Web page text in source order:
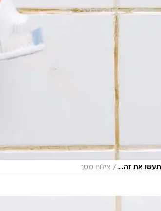
תעשו את זה... / צילום מסך